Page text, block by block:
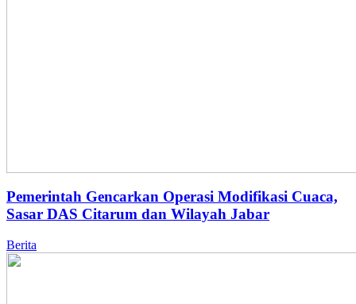
Pemerintah Gencarkan Operasi Modifikasi Cuaca,
Sasar DAS Citarum dan Wilayah Jabar
Berita